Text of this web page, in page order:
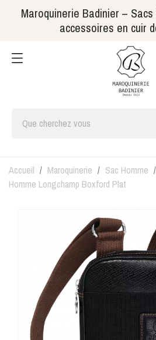
Maroquinerie Badinier –
accessoires en cuir
Accueil Maroquinerie Sac Homme
Homme Longchamp Boxford Plat